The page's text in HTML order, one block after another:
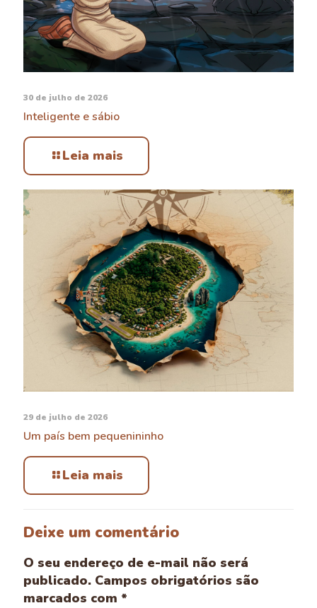
30 de julho de 2026
Inteligente e sábio
Leia mais
29 de julho de 2026
Um país bem pequenininho
Leia mais
Deixe um comentário
O seu endereço de e-mail não será
publicado. Campos obrigatórios são
marcados com *